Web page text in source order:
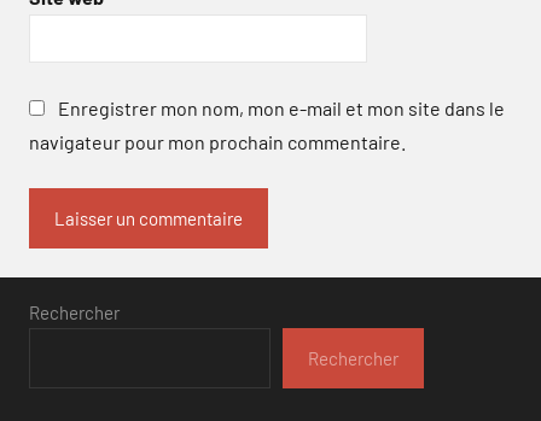
Enregistrer mon nom, mon e-mail et mon site dans le
navigateur pour mon prochain commentaire.
Rechercher
Rechercher